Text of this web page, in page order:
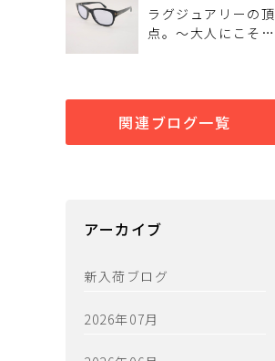
ラグジュアリーの頂
点。～大人にこそ似
関連ブログ一覧
アーカイブ
新入荷ブログ
2026年07月